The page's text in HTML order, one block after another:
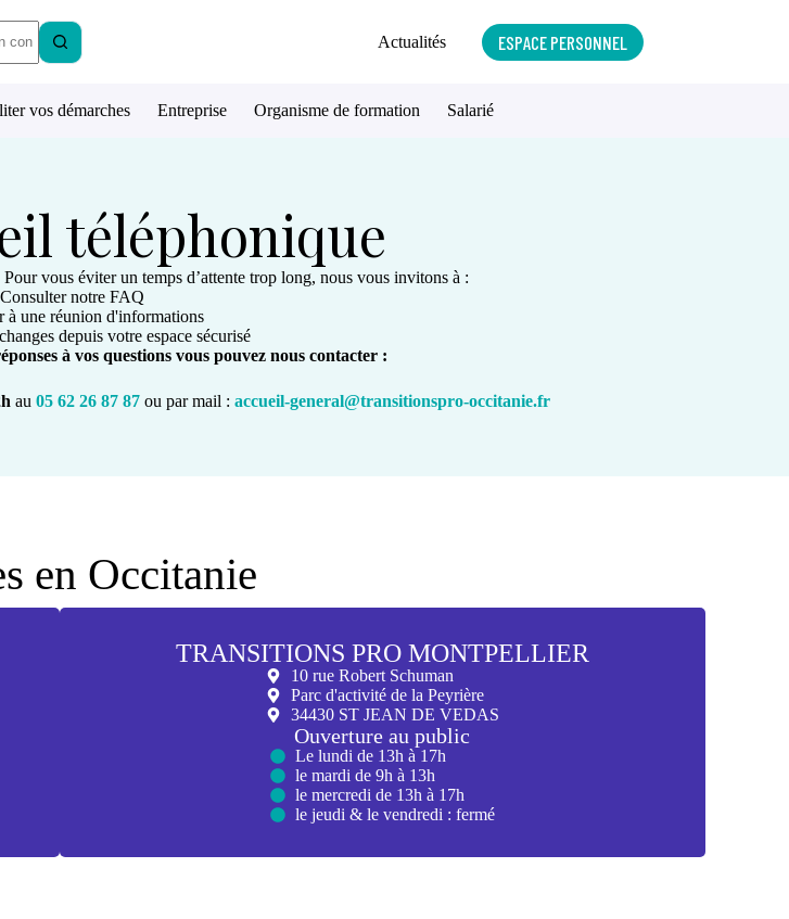
Actualités ESPACE PERSONNEL
vos démarches Entreprise Organisme de formation Salarié
téléphonique
vous éviter un temps d’attente trop long, nous vous invitons à :
Consulter notre FAQ
à une réunion d'informations
depuis votre espace sécurisé
à vos questions vous pouvez nous contacter :
au 05 62 26 87 87 ou par mail : accueil-general@transitionspro-occitanie.fr
en Occitanie
TRANSITIONS PRO MONTPELLIER
10 rue Robert Schuman
Parc d'activité de la Peyrière
34430 ST JEAN DE VEDAS
Ouverture au public
Le lundi de 13h à 17h
le mardi de 9h à 13h
le mercredi de 13h à 17h
le jeudi & le vendredi : fermé